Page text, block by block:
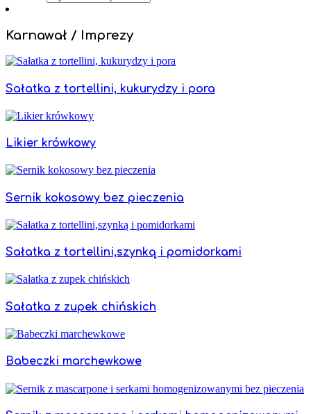
Karnawał / Imprezy
Sałatka z tortellini, kukurydzy i pora
Likier krówkowy
Sernik kokosowy bez pieczenia
Sałatka z tortellini,szynką i pomidorkami
Sałatka z zupek chińskich
Babeczki marchewkowe